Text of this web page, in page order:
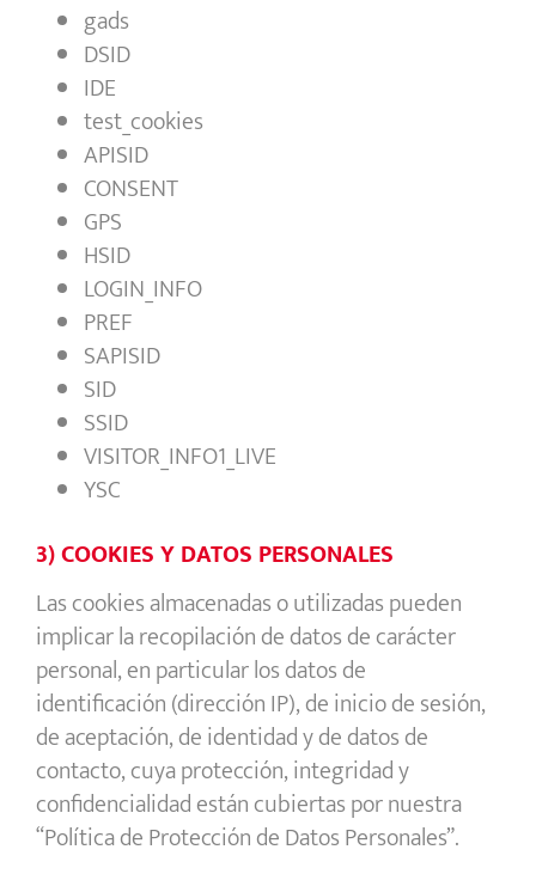
gads
DSID
IDE
test_cookies
APISID
CONSENT
GPS
HSID
LOGIN_INFO
PREF
SAPISID
SID
SSID
VISITOR_INFO1_LIVE
YSC
3) COOKIES Y DATOS PERSONALES
Las cookies almacenadas o utilizadas pueden
implicar la recopilación de datos de carácter
personal, en particular los datos de
identificación (dirección IP), de inicio de sesión,
de aceptación, de identidad y de datos de
contacto,cuya protección, integridad y
confidencialidad están cubiertas por nuestra
“Política de Protección de Datos Personales”.